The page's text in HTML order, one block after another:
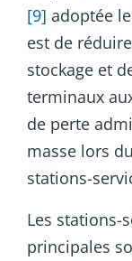
[9] adoptée
est de
stockage et
terminaux
de perte
masse lors
stations-
Les stations-
principales